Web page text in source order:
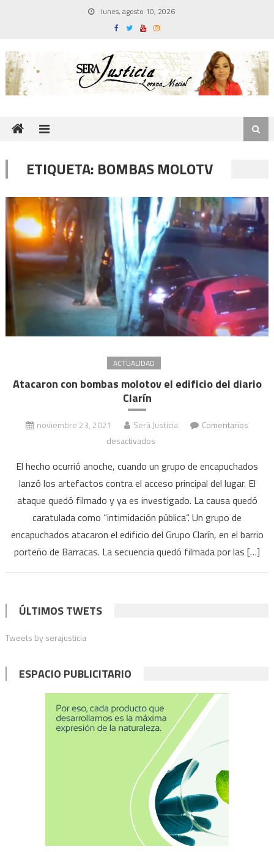
lunes, agosto 10, 2026
ETIQUETA: BOMBAS MOLOTV
ACTUALIDAD
Atacaron con bombas molotov el edificio del diario
Clarín
noviembre 23, 2021 Será Justicia
Comentarios
desactivados
con
bombas
molotov
el
edificio
El hecho ocurrió anoche, cuando un grupo de encapuchados
lanzó los artefactos contra el acceso principal del lugar. El
ataque quedó filmado y ya es investigado. La causa quedó
caratulada como “intimidación pública”. Un grupo de
encapuchados atacaron el edificio del Grupo Clarín, en el barrio
porteño de Barracas. La secuencia quedó filmada por las […]
ÚLTIMOS TWETS
Tweets by serajusticia
ESPACIO PUBLICITARIO